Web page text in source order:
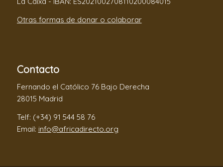
Otras formas de donar o colaborar
Contacto
Fernando el Católico 76 Bajo Derecha
28015 Madrid
Telf: (+34) 91 544 58 76
Email: info@africadirecto.org